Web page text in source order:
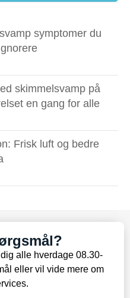
symptomer du
skimmelsvamp på
en gang for alle
Frisk luft og bedre
alle hverdage 08.30-
eller vil vide mere om